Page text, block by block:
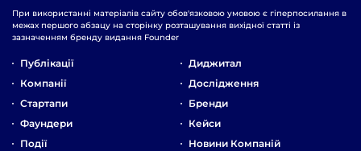
При використанні матеріалів сайту обов'язковою умовою є гіперпосилання в
межах першого абзацу на сторінку розташування вихідної статті із
зазначенням бренду видання Founder
Публікації
Компанії
Стартапи
Фаундери
Події
Диджитал
Дослідження
Бренди
Кейси
Новини Компаній